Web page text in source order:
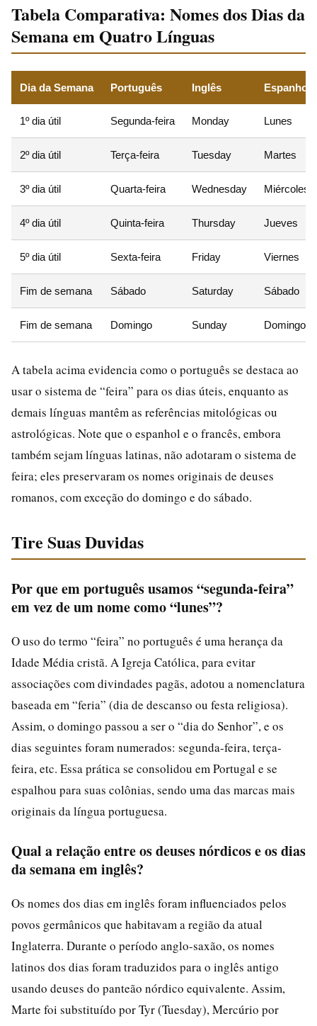
Tabela Comparativa: Nomes dos Dias da
Semana em Quatro Línguas
Dia da Semana Português Inglês Espanhol
1º dia útil Segunda-feira Monday Lunes
2º dia útil Terça-feira Tuesday Martes
3º dia útil Quarta-feira Wednesday Miércoles
4º dia útil Quinta-feira Thursday Jueves
5º dia útil Sexta-feira Friday Viernes
Fim de semana Sábado Saturday Sábado
Fim de semana Domingo Sunday Domingo
A tabela acima evidencia como o português se destaca ao
usar o sistema de “feira” para os dias úteis, enquanto as
demais línguas mantêm as referências mitológicas ou
astrológicas. Note que o espanhol e o francês, embora
também sejam línguas latinas, não adotaram o sistema de
feira; eles preservaram os nomes originais de deuses
romanos, com exceção do domingo e do sábado.
Tire Suas Duvidas
Por que em português usamos “segunda-feira”
em vez de um nome como “lunes”?
O uso do termo “feira” no português é uma herança da
Idade Média cristã. A Igreja Católica, para evitar
associações com divindades pagãs, adotou a nomenclatura
baseada em “feria” (dia de descanso ou festa religiosa).
Assim, o domingo passou a ser o “dia do Senhor”, e os
dias seguintes foram numerados: segunda-feira, terça-
feira, etc. Essa prática se consolidou em Portugal e se
espalhou para suas colônias, sendo uma das marcas mais
originais da língua portuguesa.
Qual a relação entre os deuses nórdicos e os dias
da semana em inglês?
Os nomes dos dias em inglês foram influenciados pelos
povos germânicos que habitavam a região da atual
Inglaterra. Durante o período anglo-saxão, os nomes
latinos dos dias foram traduzidos para o inglês antigo
usando deuses do panteão nórdico equivalente. Assim,
Marte foi substituído por Tyr (Tuesday), Mercúrio por